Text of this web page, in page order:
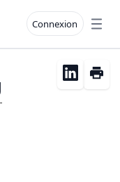
Connexion